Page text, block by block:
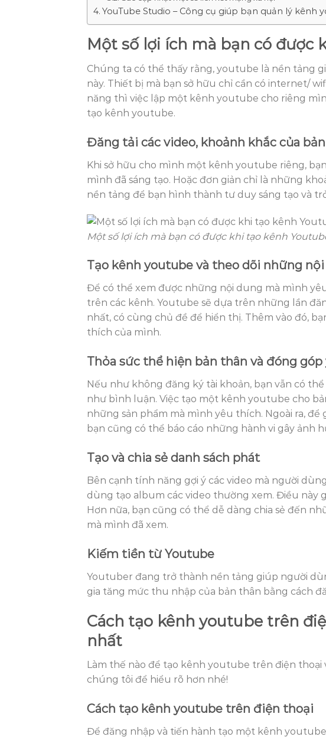
YouTube Studio – Công cụ giúp bạn quản lý kênh
Một số lợi ích mà bạn có được
Chúng ta có thể thấy rằng, youtube là nền tảng
này. Thiết bị mà bạn sở hữu chỉ cần có internet/
năng thì việc lập một kênh youtube cho riêng
tạo kênh youtube.
Đăng tải các video, khoảnh khắc của
Khi sở hữu cho mình một kênh youtube riêng,
mình đã sáng tạo. Hoặc đơn giản chỉ là những
nền tảng để bạn hình thành tư duy sáng tạo và
Một số lợi ích mà bạn có được khi tạo kênh
Tạo kênh youtube và theo dõi những
Để có thể xem được những nội dung mà mình
trên các kênh. Youtube sẽ dựa trên những lần
nhất, có cùng chủ đề để hiển thị. Thêm vào đó,
thích của mình.
Thỏa sức thể hiện bản thân và đóng
Nếu như không đăng ký tài khoản, bạn vẫn có
như bình luận. Việc tạo một kênh youtube cho
những sản phẩm mà mình yêu thích. Ngoài ra,
bạn cũng có thể báo cáo những hành vi gây ảnh
Tạo và chia sẻ danh sách phát
Bên cạnh tính năng gợi ý các video mà người
dùng tạo album các video thường xem. Điều này
Hơn nữa, bạn cũng có thể dễ dàng chia sẻ đến
mà mình đã xem.
Kiếm tiền từ Youtube
Youtuber đang trở thành nền tảng giúp người
gia tăng mức thu nhập của bản thân bằng cách
Cách tạo kênh youtube trên
nhất
Làm thế nào để tạo kênh youtube trên điện
chúng tôi để hiểu rõ hơn nhé!
Cách tạo kênh youtube trên điện thoại
Để đăng nhập và tiến hành tạo một kênh